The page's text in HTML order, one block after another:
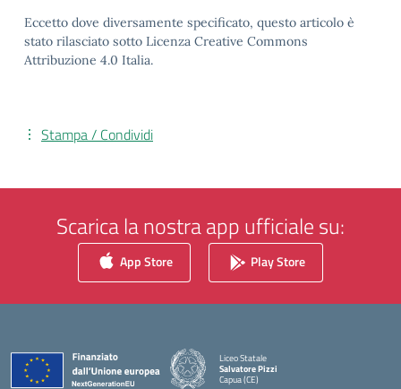
Eccetto dove diversamente specificato, questo articolo è
stato rilasciato sotto Licenza Creative Commons
Attribuzione 4.0 Italia.
Stampa / Condividi
Scarica la nostra app ufficiale su:
App Store Play Store
Liceo Statale
Salvatore Pizzi
Capua (CE)